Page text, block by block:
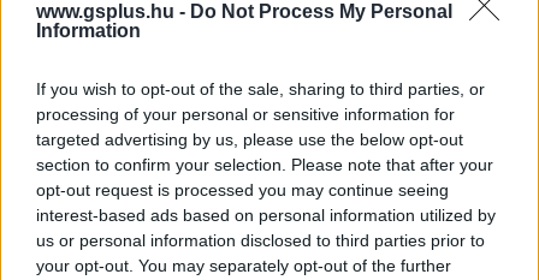
www.gsplus.hu - Do Not Process My Personal
Information
If you wish to opt-out of the sale, sharing to third parties, or
processing of your personal or sensitive information for
targeted advertising by us, please use the below opt-out
section to confirm your selection. Please note that after your
opt-out request is processed you may continue seeing
interest-based ads based on personal information utilized by
us or personal information disclosed to third parties prior to
your opt-out. You may separately opt-out of the further
Hozzászólások